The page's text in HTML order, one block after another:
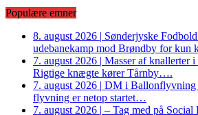
Populære emner
8. august 2026 | Sønderjyske
udebanekamp mod Brøndby for kun
7. august 2026 | Masser af knallerter
Rigtige knægte kører Tårnby….
7. august 2026 | DM i Ballonflyvning
flyvning er netop startet…
7. august 2026 | – Tag med på